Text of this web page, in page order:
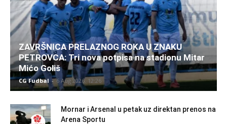
ZAVRŠNICA PRELAZNOG ROKA U ZNAKU
PETROVCA: Tri nova potpisa na stadionu Mitar
Mićo Goliš
CG Fudbal - 6 Aug 2026. 12:26
Mornar i Arsenal u petak uz direktan prenos na
Arena Sportu